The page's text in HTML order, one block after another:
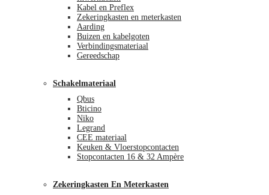
Kabel en Preflex
Zekeringkasten en meterkasten
Aarding
Buizen en kabelgoten
Verbindingsmateriaal
Gereedschap
Schakelmateriaal
Qbus
Bticino
Niko
Legrand
CEE materiaal
Keuken & Vloerstopcontacten
Stopcontacten 16 & 32 Ampère
Zekeringkasten En Meterkasten